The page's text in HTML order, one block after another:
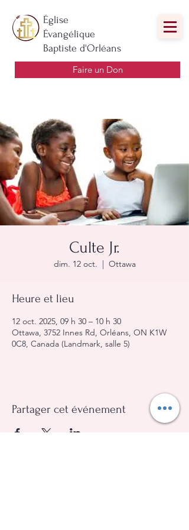
Église
Évangélique
Baptiste d'Orléans
Faire un Don
Culte Jr.
dim. 12 oct.
  |
Ottawa
Heure et lieu
12 oct. 2025, 09 h 30 – 10 h 30
Ottawa, 3752 Innes Rd, Orléans, ON K1W
0C8, Canada (Landmark, salle 5)
Partager cet événement